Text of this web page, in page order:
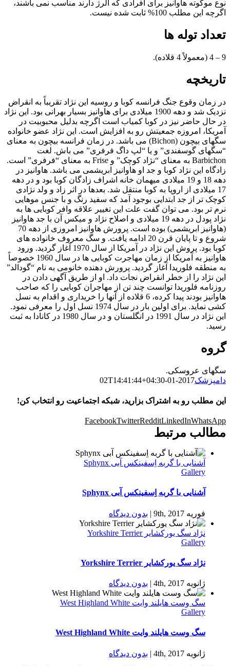
نوع موکوته هاوانیز برای افرادی که آلرژ دارند مناسب نمی باشند،
اگرچه این مطلب 100% ثابت شده نیست.
تعداد توله ها
9 – 4 (معمولاً 4 قلاده).
تاریخچه
در زمان وقوع جنگ فرانسه کوبا و روسیه این نژاد تقریباً به انقراض
نزدیک شد و دهه 1900 میلادی برای هاوانیز بسیار بهرانی بود. این نژاد
در حال حاضر نیز در کوبا کمیاب است اگرچه بدلیل محبوبیت در
آمریکا، امروزه جمعیتش رو به افزایش است. این نژاد عضو خانواده
سگهای بیچون (Bichon) می باشد. در زمان فرانسه بیچون به معنای
“سگهای گوسفندی” و یا “لپ داگ فرفری” می باش. لغت
Barbichon به معنای “نژاد کوچک” و Frise به معنای “فرفری” است.
زادگاه این نژاد کوبا و جد او هاوانیز ابریشمی می باشد. هاوانیز در
دهه 18 و 19 میلادی میهمان خانه اشراف زادگان کوبا بود و در دهه
17 میلادی از اروپا به کوبا منتقل شد. بعدها در اثر زاد و ولد نژادی
کوچک تر از جد ابتدایی بوجود آمد که سفید رنگ و با جنس موهایی
نرم تر بود. می توان گفت علت این تغییر علاقه وافر کوبایی ها به
نژاد پودل در دهه 19 میلادی و اصلاح نژاد و میکس آن با جد هاوانیز
(هاوانیز ابریشمی) بوده است. پرورش هاوانیز امروزی از دهه 70
شروع و تا پایان قرن 20 ادامه یافت. و سگ معروف خانواده های
کوبا بود. پروش این نژاد در آمریکا از سال 1970 آغاز گردید. ورود
هاوانیز به آمریکا از زمان مهاجرت کوبایی ها در سال 1960 خصوصاً
به منطقه فلوریدا آغاز گردید. پرورش دهنده خانومی به نام “گودالد”
این نژاد را از خطر انقراض نجات داد. او از طریق آگهی دادن در
روزنامه فلوریدا توانست چند تن از مهاجران کوبایی را که صاحب
هاوانیز بودند پیدا کرده، 6 قلاده از آنها را خریداری و اقدام به نسل
کشی نماید. برای اولین بار در سال 1974 نسل اول را معرفی نمود.
این نژاد در سال 1991 در انگلستان و در سال 1980 در کانادا به ثبت
رسید.
گروه
سگهای عروسکی.
دامپزشک2017-01-02T14:41:44+04:30
این مطلب رو به اشتراک بزارید، شبکه اجتماعیت رو انتخاب کن!
FacebookTwitterRedditLinkedInWhatsApp
مطالب مرتبط
آشنایی با گربه اِسفینکس آبی Sphynx
Gallery
آشنایی با گربه اِسفینکس آبی Sphynx
فوریه 9th, 2017 | بدون ديدگاه
نژاد سگ یورکشایر Yorkshire Terrier
Gallery
نژاد سگ یورکشایر Yorkshire Terrier
ژانویه 4th, 2017 | بدون ديدگاه
سگ وست هایلند وایت West Highland White
Gallery
سگ وست هایلند وایت West Highland White
ژانویه 4th, 2017 | بدون ديدگاه